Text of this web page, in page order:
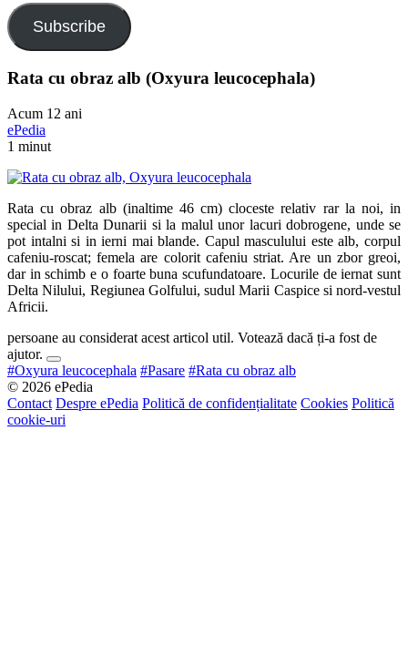
Subscribe
Rata cu obraz alb (Oxyura leucocephala)
Acum 12 ani
ePedia
1 minut
Rata cu obraz alb (inaltime 46 cm) cloceste relativ rar la noi, in
special in Delta Dunarii si la malul unor lacuri dobrogene, unde se
pot intalni si in ierni mai blande. Capul masculului este alb, corpul
cafeniu-roscat; femela are colorit cafeniu striat. Are un zbor greoi,
dar in schimb e o foarte buna scufundatoare. Locurile de iernat sunt
Delta Nilului, Regiunea Golfului, sudul Marii Caspice si nord-vestul
Africii.
persoane au considerat acest articol util. Votează dacă ți-a fost de
ajutor.
#Oxyura leucocephala #Pasare #Rata cu obraz alb
© 2026 ePedia
Contact Despre ePedia Politică de confidențialitate Cookies Politică
cookie-uri